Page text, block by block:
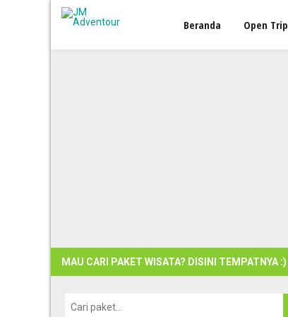
Beranda Open Trip
MAU CARI PAKET WISATA? DISINI TEMPATNYA :)